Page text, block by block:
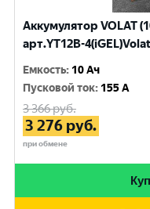
Аккумулятор VOLAT
арт.YT12B-4(iGEL)Volat
Емкость: 10 Ач
Пусковой ток: 155 A
3 366руб.
3 276 руб.
при обмене